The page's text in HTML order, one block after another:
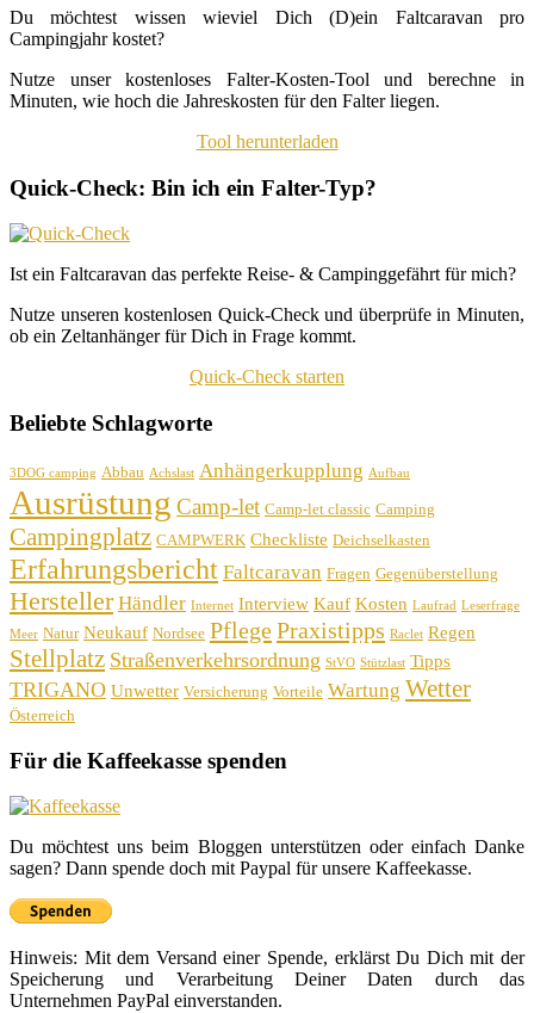
Du möchtest wissen wieviel Dich (D)ein Faltcaravan pro
Campingjahr kostet?
Nutze unser kostenloses Falter-Kosten-Tool und berechne in
Minuten, wie hoch die Jahreskosten für den Falter liegen.
Tool herunterladen
Quick-Check: Bin ich ein Falter-Typ?
Ist ein Faltcaravan das perfekte Reise- & Campinggefährt für mich?
Nutze unseren kostenlosen Quick-Check und überprüfe in Minuten,
ob ein Zeltanhänger für Dich in Frage kommt.
Quick-Check starten
Beliebte Schlagworte
3DOG camping Abbau Achslast Anhängerkupplung Aufbau
Ausrüstung Camp-let Camp-let classic Camping
Campingplatz CAMPWERK Checkliste Deichselkasten
Erfahrungsbericht Faltcaravan Fragen Gegenüberstellung
Hersteller Händler Internet Interview Kauf Kosten Laufrad Leserfrage
Meer Natur Neukauf Nordsee PflegePraxistipps Raclet Regen
Stellplatz Straßenverkehrsordnung StVO Stützlast Tipps
TRIGANO Unwetter Versicherung Vorteile Wartung Wetter
Österreich
Für die Kaffeekasse spenden
Du möchtest uns beim Bloggen unterstützen oder einfach Danke
sagen? Dann spende doch mit Paypal für unsere Kaffeekasse.
Hinweis: Mit dem Versand einer Spende, erklärst Du Dich mit der
Speicherung und Verarbeitung Deiner Daten durch das
Unternehmen PayPal einverstanden.